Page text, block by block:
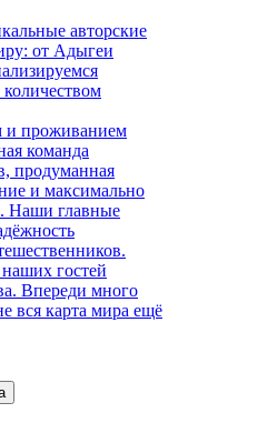
авторские
от Адыгеи
и проживанием
команда
продуманная
и максимально
Наши главные
гостей
Впереди много
вся карта мира ещё